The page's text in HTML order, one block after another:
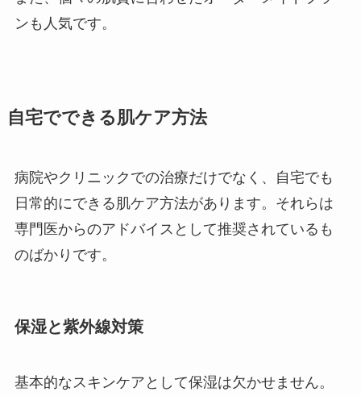
ンも人気です。
自宅でできる肌ケア方法
病院やクリニックでの治療だけでなく、自宅でも
日常的にできる肌ケア方法があります。それらは
専門医からのアドバイスとして推奨されているも
のばかりです。
保湿と紫外線対策
基本的なスキンケアとして保湿は欠かせません。